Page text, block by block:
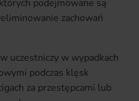
podejmowane są
zachowań
uczestniczy w wypadkach
podczas klęsk
za przestępcami lub